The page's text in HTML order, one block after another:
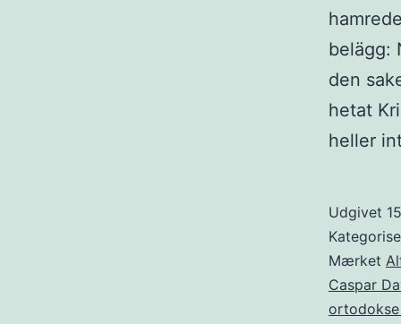
belägg:
den
hetat
heller
Udgivet
Mærket
Caspar